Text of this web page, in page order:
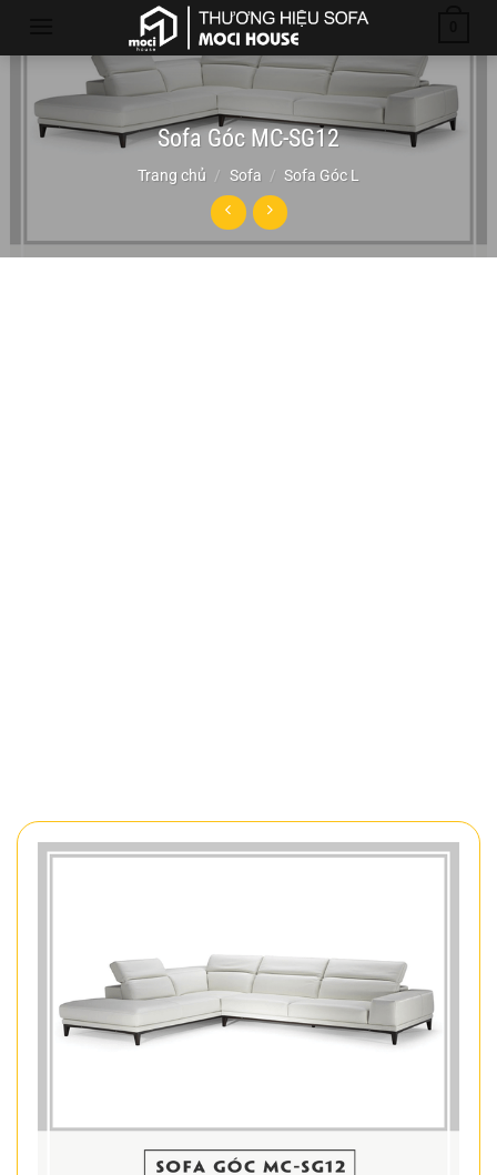
dung
Sofa Góc MC-SG12
Trang chủ / Sofa / Sofa Góc L